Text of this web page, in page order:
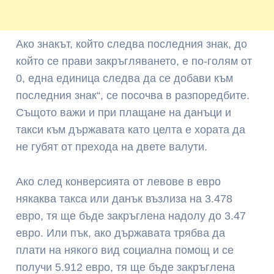
Ако знакът, който следва последния знак, до
който се прави закръгляването, е по-голям от
0, една единица следва да се добави към
последния знак“, се посочва в разпоредбите.
Същото важи и при плащане на данъци и
такси към държавата като целта е хората да
не губят от прехода на двете валути.
Ако след конверсията от левове в евро
някаква такса или данък възлиза на 3.478
евро, тя ще бъде закръглена надолу до 3.47
евро. Или пък, ако държавата трябва да
плати на някого вид социална помощ и се
получи 5.912 евро, тя ще бъде закръглена